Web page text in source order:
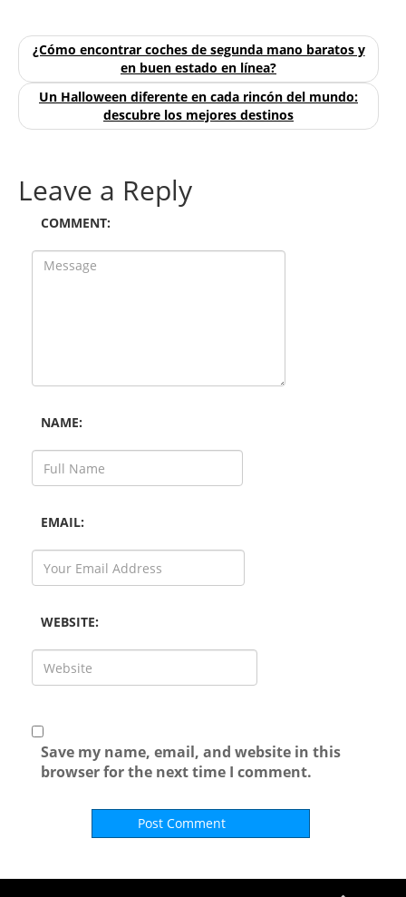
¿Cómo encontrar coches de segunda mano baratos y
en buen estado en línea?
Un Halloween diferente en cada rincón del mundo:
descubre los mejores destinos
Leave a Reply
COMMENT:
NAME:
EMAIL:
WEBSITE:
Save my name, email, and website in this
browser for the next time I comment.